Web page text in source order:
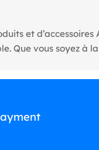
et d’accessoires
vous soyez à